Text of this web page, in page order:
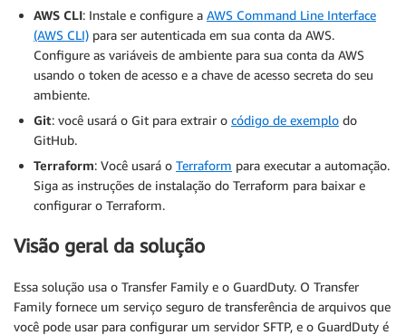
AWS CLI: Instale e configure a AWS Command Line Interface
(AWS CLI) para ser autenticada em sua conta da AWS.
Configure as variáveis de ambiente para sua conta da AWS
usando o token de acesso e a chave de acesso secreta do seu
ambiente.
Git: você usará o Git para extrair o código de exemplo do
GitHub.
Terraform: Você usará o Terraform para executar a automação.
Siga as instruções de instalação do Terraform para baixar e
configurar o Terraform.
Visão geral da solução
Essa solução usa o Transfer Family e o GuardDuty. O Transfer
Family fornece um serviço seguro de transferência de arquivos que
você pode usar para configurar um servidor SFTP, e o GuardDuty é